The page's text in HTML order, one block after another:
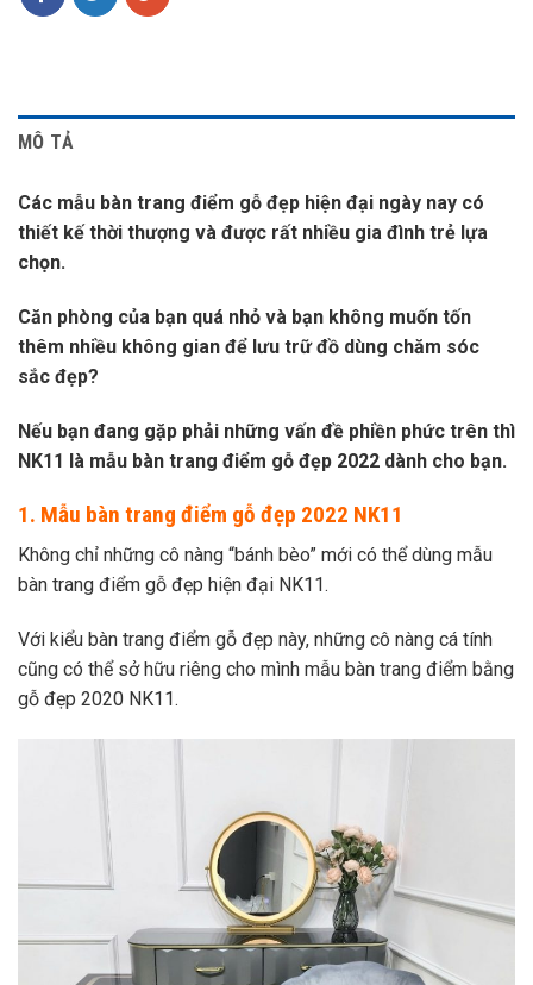
MÔ TẢ
Các mẫu bàn trang điểm gỗ đẹp hiện đại ngày nay có
thiết kế thời thượng và được rất nhiều gia đình trẻ lựa
chọn.
Căn phòng của bạn quá nhỏ và bạn không muốn tốn
thêm nhiều không gian để lưu trữ đồ dùng chăm sóc
sắc đẹp?
Nếu bạn đang gặp phải những vấn đề phiền phức trên thì
NK11 là mẫu bàn trang điểm gỗ đẹp 2022 dành cho bạn.
1. Mẫu bàn trang điểm gỗ đẹp 2022 NK11
Không chỉ những cô nàng “bánh bèo” mới có thể dùng mẫu
bàn trang điểm gỗ đẹp hiện đại NK11.
Với kiểu bàn trang điểm gỗ đẹp này, những cô nàng cá tính
cũng có thể sở hữu riêng cho mình mẫu bàn trang điểm bằng
gỗ đẹp 2020 NK11.